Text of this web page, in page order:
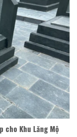
cho Khu Lăng Mộ